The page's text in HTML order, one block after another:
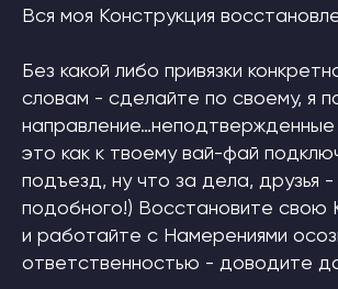
Вся моя Конструкция
Без какой либо привязки
словам - сделайте по своему, я
направление…неподтвержденные
это как к твоему вай-фай
подъезд, ну что за дела, друзья -
подобного!) Восстановите свою
и работайте с Намерениями
ответственностью - доводите